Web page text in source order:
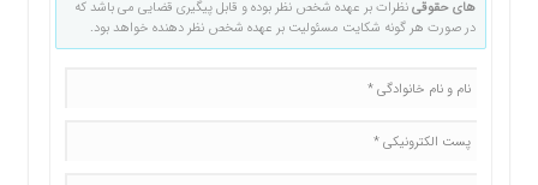
های حقوقینظرات بر عهده شخص نظر بوده و قابل پیگیری قضایی می باشد که
در صورت هر گونه شکایت مسئولیت بر عهده شخص نظر دهنده خواهد بود.